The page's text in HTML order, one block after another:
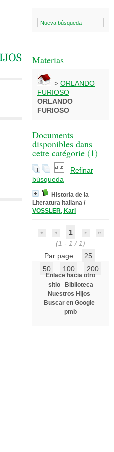
Nueva búsqueda
Materias
> ORLANDO
FURIOSO
ORLANDO
FURIOSO
Documents
disponibles dans
cette catégorie (1)
Refinar
búsqueda
Historia de la
Literatura Italiana /
VOSSLER, Karl
1
(1 - 1 / 1)
Par page :
25
50
100 200
Enlace hacia otro
sitio
Biblioteca
Nuestros Hijos
Buscar en Google
pmb